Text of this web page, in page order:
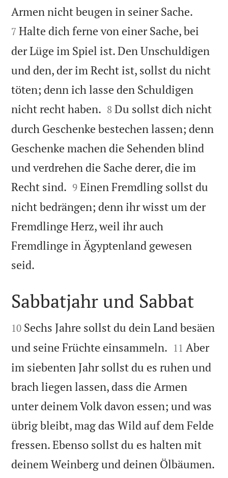
Armen nicht beugen in seiner Sache.
7 Halte dich ferne von einer Sache, bei
der Lüge im Spiel ist. Den Unschuldigen
und den, der im Recht ist, sollst du nicht
töten; denn ich lasse den Schuldigen
nicht recht haben. 

8 Du sollst dich nicht
durch Geschenke bestechen lassen; denn
Geschenke machen die Sehenden blind
und verdrehen die Sache derer, die im
Recht sind. 

9 Einen Fremdling sollst du
nicht bedrängen; denn ihr wisst um der
Fremdlinge Herz, weil ihr auch
Fremdlinge in Ägyptenland gewesen
seid.

Sabbatjahr und Sabbat

10 Sechs Jahre sollst du dein Land besäen
und seine Früchte einsammeln. 

11 Aber
im siebenten Jahr sollst du es ruhen und
brach liegen lassen, dass die Armen
unter deinem Volk davon essen; und was
übrig bleibt, mag das Wild auf dem Felde
fressen. Ebenso sollst du es halten mit
deinem Weinberg und deinen Ölbäumen.